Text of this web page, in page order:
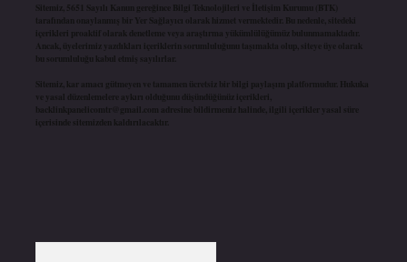
Sitemiz, 5651 Sayılı Kanun gereğince Bilgi Teknolojileri ve İletişim Kurumu (BTK)
tarafından onaylanmış bir Yer Sağlayıcı olarak hizmet vermektedir. Bu nedenle, sitedeki
içerikleri proaktif olarak denetleme veya araştırma yükümlülüğümüz bulunmamaktadır.
Ancak, üyelerimiz yazdıkları içeriklerin sorumluluğunu taşımakta olup, siteye üye olarak
bu sorumluluğu kabul etmiş sayılırlar.
Sitemiz, kar amacı gütmeyen ve tamamen ücretsiz bir bilgi paylaşım platformudur. Hukuka
ve yasal düzenlemelere aykırı olduğunu düşündüğünüz içerikleri,
backlinkpanelicomtr@gmail.com adresine bildirmeniz halinde, ilgili içerikler yasal süre
içerisinde sitemizden kaldırılacaktır.